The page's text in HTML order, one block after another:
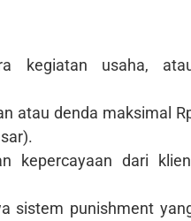
kegiatan usaha,
atau denda maksimal
kepercayaan dari
sistem punishment